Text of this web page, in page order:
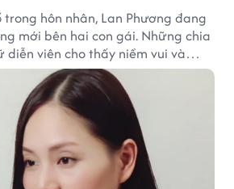
trong hôn nhân, Lan Phương đang
mới bên hai con gái. Những chia
diễn viên cho thấy niềm vui và
đến từ những điều bình dị mỗi